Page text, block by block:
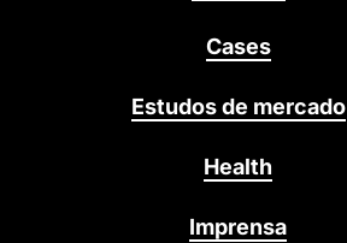
Cases
Estudos de mercado
Health
Imprensa